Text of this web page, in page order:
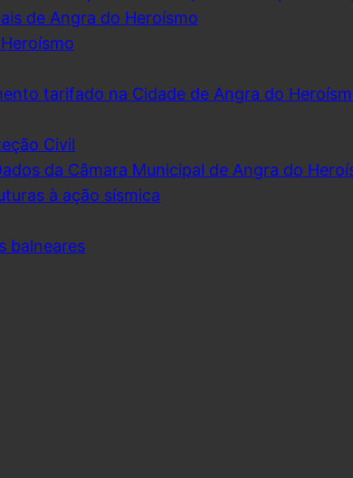
de Angra do Heroísmo
tarifado na Cidade de Angra do
Civil
da Câmara Municipal de Angra do
à ação sísmica
balneares